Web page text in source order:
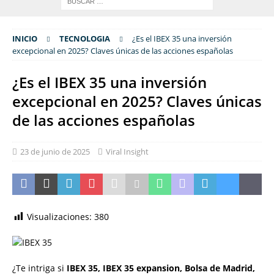
INICIO TECNOLOGIA
¿Es el IBEX 35 una inversión
excepcional en 2025? Claves únicas de las acciones españolas
¿Es el IBEX 35 una inversión
excepcional en 2025? Claves únicas
de las acciones españolas
23 de junio de 2025 Viral Insight
Visualizaciones: 380
¿Te intriga si IBEX 35, IBEX 35 expansion, Bolsa de Madrid,